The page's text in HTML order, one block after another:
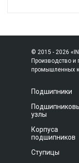
© 2015 - 2026
Производство и
промышленных
Подшипники
узлы
Корпуса
подшипников
Ступицы